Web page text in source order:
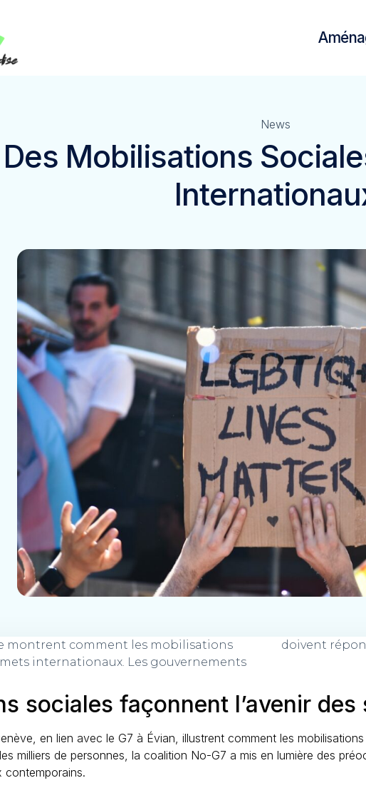
News
Des Mobilisations
montrent comment les mobilisations
internationaux. Les gouvernements
doivent
sociales façonnent l’avenir
en lien avec le G7 à Évian, illustrent comment les
milliers de personnes, la coalition No-G7 a mis en lumière des